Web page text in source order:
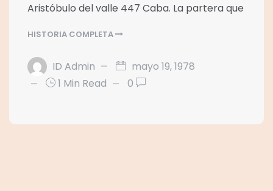
Aristóbulo del valle 447 Caba. La partera que
HISTORIA COMPLETA
ID Admin
mayo 19, 1978
1 Min Read
0